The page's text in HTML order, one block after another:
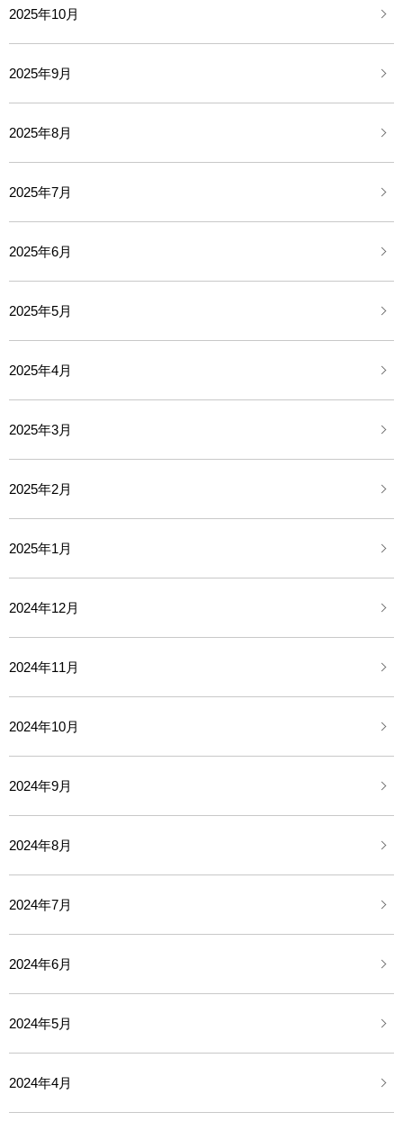
2025年10月
2025年9月
2025年8月
2025年7月
2025年6月
2025年5月
2025年4月
2025年3月
2025年2月
2025年1月
2024年12月
2024年11月
2024年10月
2024年9月
2024年8月
2024年7月
2024年6月
2024年5月
2024年4月